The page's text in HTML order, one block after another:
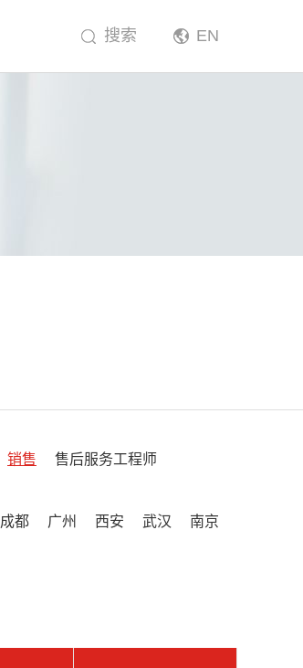
EN
搜索
销售
售后服务工程师
成都 广州 西安 武汉
南京